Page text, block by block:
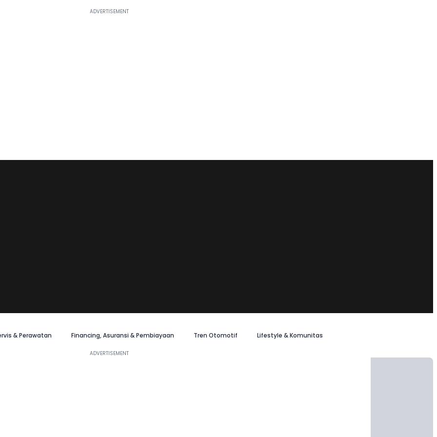
& Perawatan Financing, Asuransi & Pembiayaan Tren Otomotif Lifestyle & Komunitas